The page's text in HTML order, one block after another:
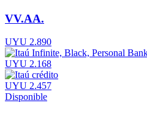
VV.AA.
UYU 2.890
UYU 2.168
UYU 2.457
Disponible